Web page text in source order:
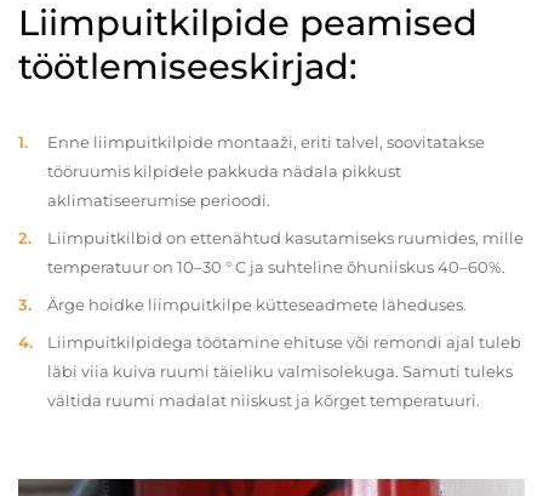
Liimpuitkilpide peamised
töötlemiseeskirjad:
Enne liimpuitkilpide montaaži, eriti talvel, soovitatakse
tööruumis kilpidele pakkuda nädala pikkust
aklimatiseerumise perioodi.
Liimpuitkilbid on ettenähtud kasutamiseks ruumides, mille
temperatuur on 10–30 ° C ja suhteline õhuniiskus 40–60%.
Ärge hoidke liimpuitkilpe kütteseadmete läheduses.
Liimpuitkilpidega töötamine ehituse või remondi ajal tuleb
läbi viia kuiva ruumi täieliku valmisolekuga. Samuti tuleks
vältida ruumi madalat niiskust ja kõrget temperatuuri.